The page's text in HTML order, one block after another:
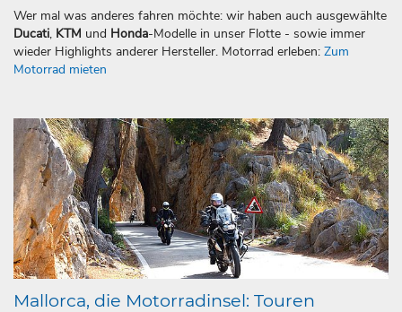
Wer mal was anderes fahren möchte: wir haben auch ausgewählte
Ducati, KTM und Honda-Modelle in unser Flotte - sowie immer
wieder Highlights anderer Hersteller. Motorrad erleben: Zum
Motorrad mieten
Mallorca, die Motorradinsel: Touren